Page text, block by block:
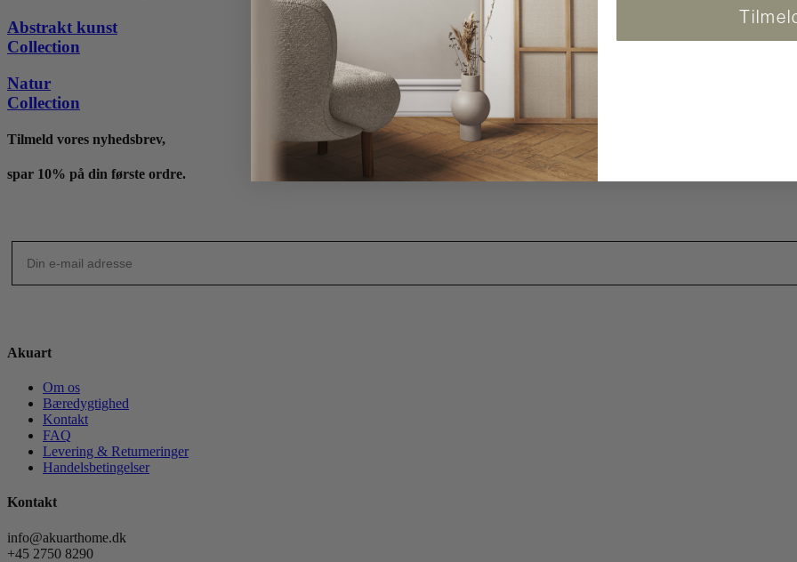
Abstrakt kunst
Collection
Natur
Collection
Tilmeld vores nyhedsbrev,
spar 10% på din første ordre.
Akuart
Om os
Bæredygtighed
Kontakt
FAQ
Levering & Returneringer
Handelsbetingelser
Kontakt
info@akuarthome.dk
+45 2750 8290